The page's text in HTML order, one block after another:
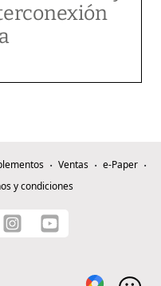
Ventas
e-Paper
y condiciones